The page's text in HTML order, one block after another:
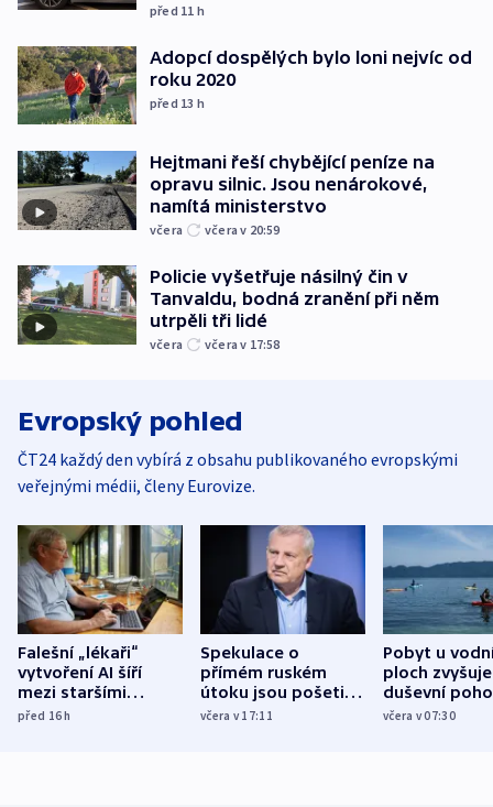
před 11 h
Adopcí dospělých bylo loni nejvíc od
roku 2020
před 13 h
Hejtmani řeší chybějící peníze na
opravu silnic. Jsou nenárokové,
namítá ministerstvo
včera včera v 20:59
Policie vyšetřuje násilný čin v
Tanvaldu, bodná zranění při něm
utrpěli tři lidé
včera včera v 17:58
Evropský pohled
ČT24 každý den vybírá z obsahu publikovaného evropskými
veřejnými médii, členy Eurovize.
Falešní „lékaři“
vytvoření AI šíří
mezi staršími
Poláky nebezpečné
před 16h
Spekulace o
přímém ruském
útoku jsou pošetilé,
míní estonský
včera v 17:11
Pobyt u
ploch zvyšuje
duševní
ukázala
včera v 07:30